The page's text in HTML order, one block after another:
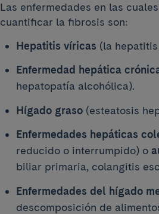
Las enfermedades en las
cuantificar la fibrosis son:
Hepatitis víricas (la hepatitis
Enfermedad hepática
hepatopatía alcohólica).
Hígado graso(esteatosis
Enfermedades hepáticas
reducido o interrumpido) o
biliar primaria, colangitis
Enfermedades del hígado
descomposición de